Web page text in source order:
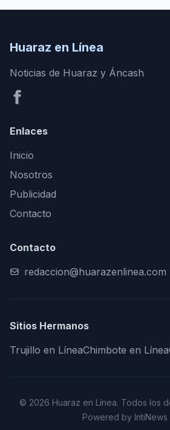
Huaraz en Línea
Noticias de Huaraz y Áncash
Enlaces
Inicio
Nosotros
Publicidad
Contacto
Contacto
redaccion@huarazenlinea.com
Sitios Hermanos
Trujillo en LíneaChimbote en Línea
© 2026 Huaraz en Línea. Todos los
Powered by IntiNews